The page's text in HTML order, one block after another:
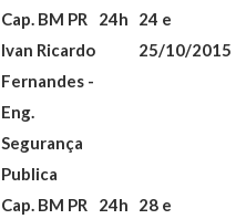
Cap. BM PR
Ivan Ricardo
Fernandes -
Eng.
Segurança
Publica
24h
24 e
25/10/2015
Cap. BM PR
24h
28 e